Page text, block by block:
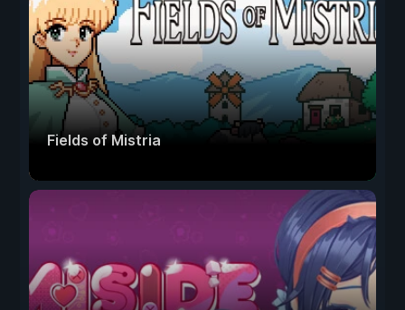
Fields of Mistria